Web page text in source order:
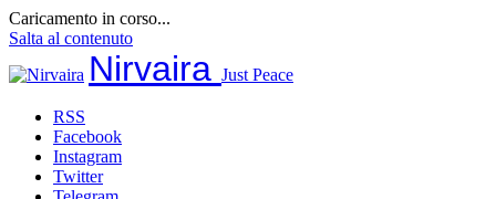
Caricamento in corso...
Salta al contenuto
Nirvaira Just Peace
RSS
Facebook
Instagram
Twitter